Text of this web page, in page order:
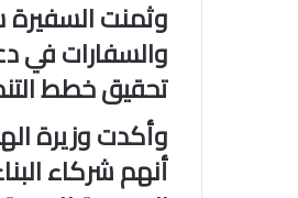
وثمنت السفيرة
والسفارات في
تحقيق خطط
وأكدت وزيرة
أنهم شركاء